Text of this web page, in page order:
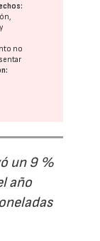
no
un 9 %
año